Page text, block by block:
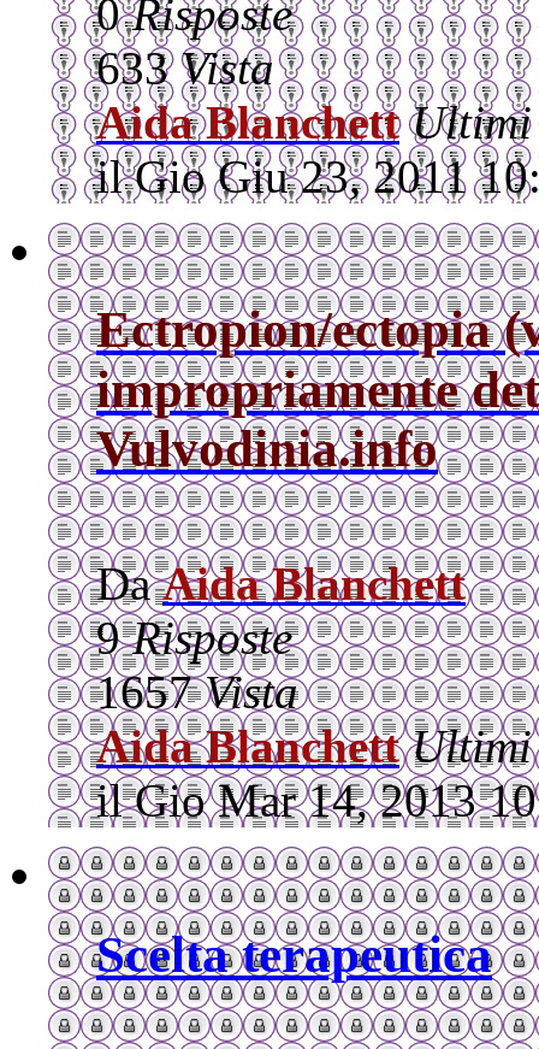
0Risposte
633Vista
Aida Blanchett Ultimi
il Gio Giu 23, 2011
Ectropion/ectopia
impropriamente
Vulvodinia.info
DaAida Blanchett
9Risposte
1657Vista
Aida Blanchett Ultimi
il Gio Mar 14, 2013
Scelta terapeutica